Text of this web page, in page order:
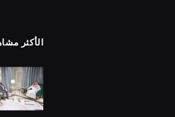
الأكثر